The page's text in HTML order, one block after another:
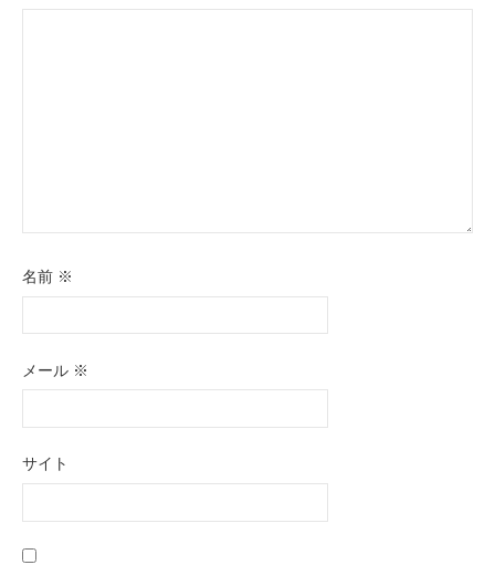
名前 ※
メール ※
サイト